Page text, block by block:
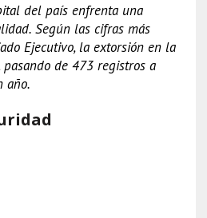
del país enfrenta una
Según las cifras más
Ejecutivo, la extorsión en la
pasando de 473 registros a
año.